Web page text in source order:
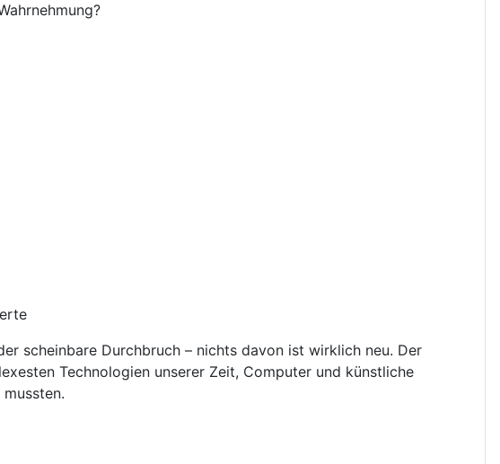
scheinbare Durchbruch – nichts davon ist wirklich neu. Der
Technologien unserer Zeit, Computer und künstliche